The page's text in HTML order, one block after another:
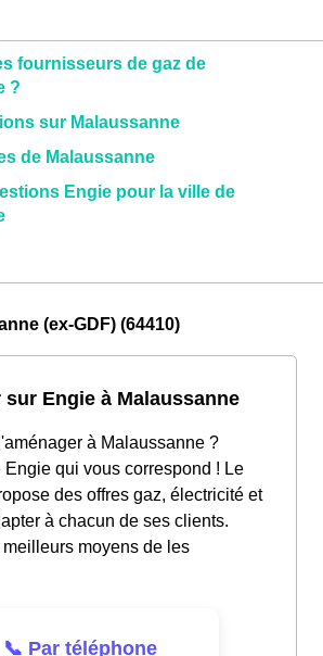
fournisseurs de gaz de
?
sur Malaussanne
de Malaussanne
Engie pour la ville de
(ex-GDF) (64410)
Engie à Malaussanne
à Malaussanne ?
Engie qui vous correspond ! Le
des offres gaz, électricité et
à chacun de ses clients.
moyens de les
📞 Par téléphone